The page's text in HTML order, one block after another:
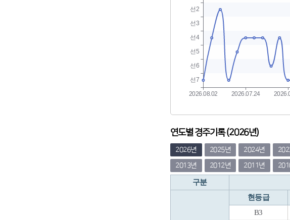
연도별 경주기록 (2026년)
2026년 2025년 2024년
2013년
2012년 2011년
구분
현등급
B3